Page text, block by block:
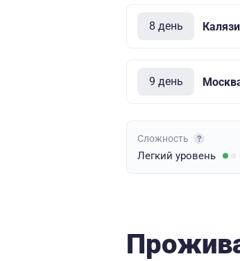
8 день
9 день
Сложность
Легкий уровень